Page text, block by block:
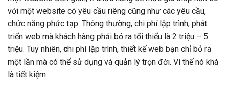
với một website có yêu cầu riêng cũng như các yêu cầu,
chức năng phức tạp. Thông thường, chi phí lập trình, phát
triển web mà khách hàng phải bỏ ra tối thiểu là 2 triệu – 5
triệu. Tuy nhiên, chi phí lập trình, thiết kế web bạn chỉ bỏ ra
một lần mà có thể sử dụng và quản lý trọn đời. Vì thế nó khá
là tiết kiệm.